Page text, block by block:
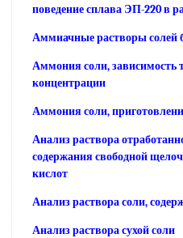
поведение сплава ЭП-220 в
Аммиачные растворы солей
Аммония соли, зависимость
концентрации
Аммония соли,
Анализ раствора
содержания свободной
кислот
Анализ раствора соли,
Анализ раствора сухой соли